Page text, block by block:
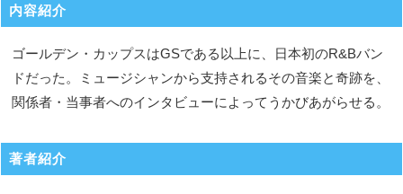
内容紹介
ゴールデン・カップスはGSである以上に、日本初のR&Bバン
ドだった。ミュージシャンから支持されるその音楽と奇跡を、
関係者・当事者へのインタビューによってうかびあがらせる。
著者紹介